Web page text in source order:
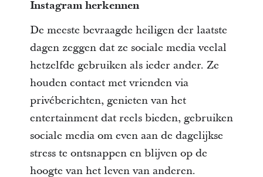
Instagram herkennen
De meeste bevraagde heiligen der laatste
dagen zeggen dat ze sociale media veelal
hetzelfde gebruiken als ieder ander. Ze
houden contact met vrienden via
privéberichten, genieten van het
entertainment dat reels bieden, gebruiken
sociale media om even aan de dagelijkse
stress te ontsnappen en blijven op de
hoogte van het leven van anderen.